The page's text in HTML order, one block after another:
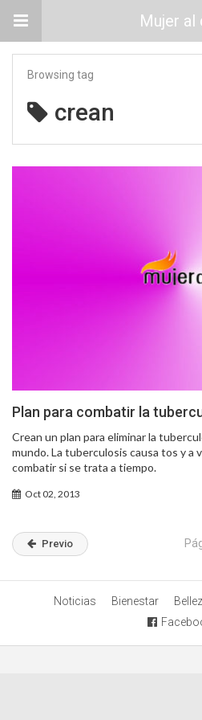
Mujer al
Browsing tag
crean
Plan para combatir la
Crean un plan para eliminar la
mundo. La tuberculosis causa tos y a
combatir si se trata a tiempo.
Oct 02, 2013
Previo
Noticias Bienestar